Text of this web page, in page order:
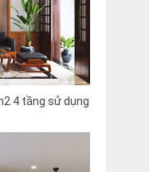
4 tầng sử dụng